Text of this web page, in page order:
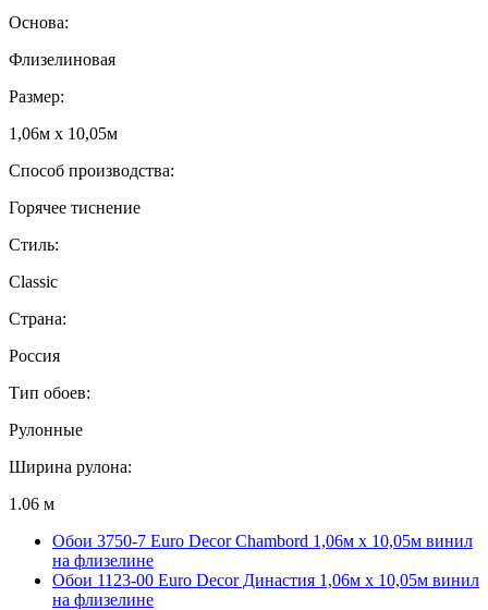
Основа:
Флизелиновая
Размер:
1,06м х 10,05м
Способ производства:
Горячее тиснение
Стиль:
Classic
Страна:
Россия
Тип обоев:
Рулонные
Ширина рулона:
1.06 м
Обои 3750-7 Euro Decor Chambord 1,06м х 10,05м винил
на флизелине
Обои 1123-00 Euro Decor Династия 1,06м х 10,05м винил
на флизелине